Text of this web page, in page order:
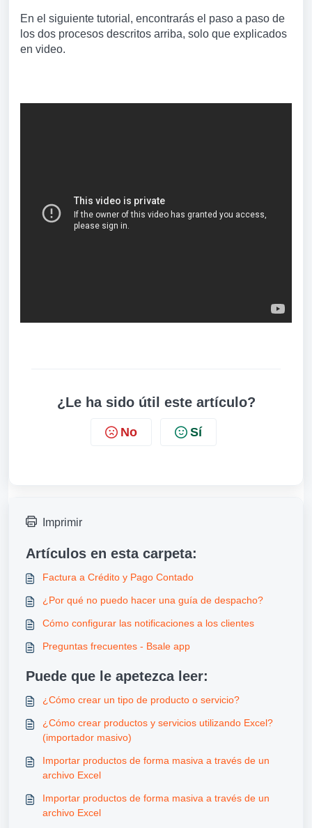
En el siguiente tutorial, encontrarás el paso a paso de
los dos procesos descritos arriba, solo que explicados
en video.
¿Le ha sido útil este artículo?
No Sí
Imprimir
Artículos en esta carpeta:
Factura a Crédito y Pago Contado
¿Por qué no puedo hacer una guía de despacho?
Cómo configurar las notificaciones a los clientes
Preguntas frecuentes - Bsale app
Puede que le apetezca leer:
¿Cómo crear un tipo de producto o servicio?
¿Cómo crear productos y servicios utilizando Excel?
(importador masivo)
Importar productos de forma masiva a través de un
archivo Excel
Importar productos de forma masiva a través de un
archivo Excel